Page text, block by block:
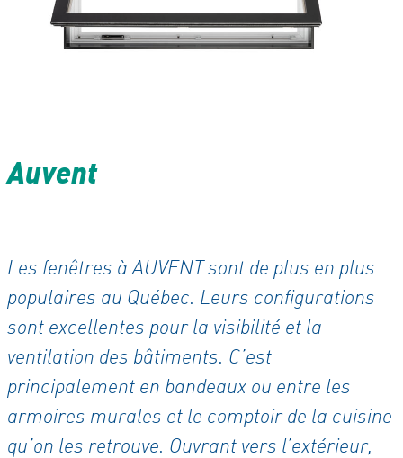
Auvent
Les fenêtres à AUVENT sont de plus en plus
populaires au Québec. Leurs configurations
sont excellentes pour la visibilité et la
ventilation des bâtiments. C’est
principalement en bandeaux ou entre les
armoires murales et le comptoir de la cuisine
qu’on les retrouve. Ouvrant vers l’extérieur,